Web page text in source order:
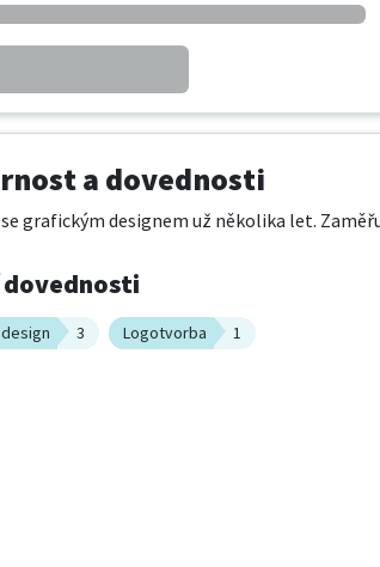
a dovednosti
grafickým designem už několika let.
dovednosti
3 Logotvorba 1